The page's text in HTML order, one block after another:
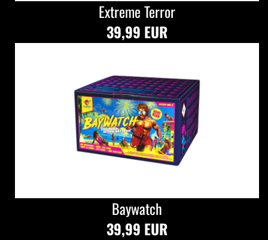
Extreme Terror
39,99 EUR
Baywatch
39,99 EUR